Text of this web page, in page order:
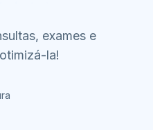
exames e
la!